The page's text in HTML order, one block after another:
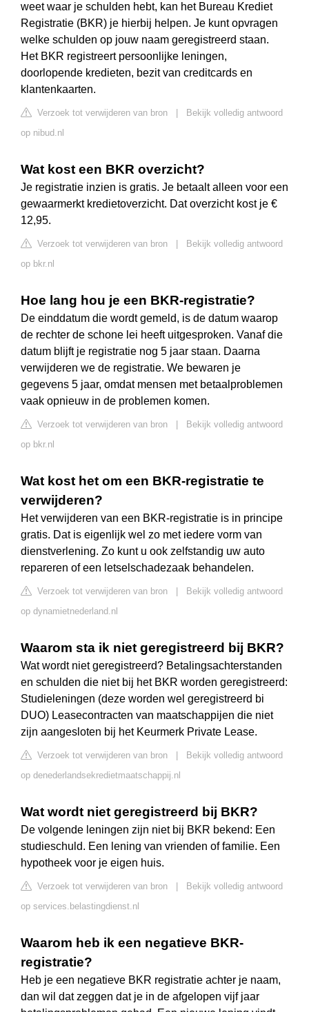
weet waar je schulden hebt, kan het Bureau Krediet
Registratie (BKR) je hierbij helpen. Je kunt opvragen
welke schulden op jouw naam geregistreerd staan.
Het BKR registreert persoonlijke leningen,
doorlopende kredieten, bezit van creditcards en
klantenkaarten.
Verzoek tot verwijderen van bron
Bekijk volledig antwoord
op nibud.nl
Wat kost een BKR overzicht?
Je registratie inzien is gratis. Je betaalt alleen voor een
gewaarmerkt kredietoverzicht. Dat overzicht kost je €
12,95.
Verzoek tot verwijderen van bron
Bekijk volledig antwoord
op bkr.nl
Hoe lang hou je een BKR-registratie?
De einddatum die wordt gemeld, is de datum waarop
de rechter de schone lei heeft uitgesproken. Vanaf die
datum blijft je registratie nog 5 jaar staan. Daarna
verwijderen we de registratie. We bewaren je
gegevens 5 jaar, omdat mensen met betaalproblemen
vaak opnieuw in de problemen komen.
Verzoek tot verwijderen van bron
Bekijk volledig antwoord
op bkr.nl
Wat kost het om een BKR-registratie te
verwijderen?
Het verwijderen van een BKR-registratie is in principe
gratis. Dat is eigenlijk wel zo met iedere vorm van
dienstverlening. Zo kunt u ook zelfstandig uw auto
repareren of een letselschadezaak behandelen.
Verzoek tot verwijderen van bron
Bekijk volledig antwoord
op dynamietnederland.nl
Waarom sta ik niet geregistreerd bij BKR?
Wat wordt niet geregistreerd? Betalingsachterstanden
en schulden die niet bij het BKR worden geregistreerd:
Studieleningen (deze worden wel geregistreerd bi
DUO) Leasecontracten van maatschappijen die niet
zijn aangesloten bij het Keurmerk Private Lease.
Verzoek tot verwijderen van bron
Bekijk volledig antwoord
op denederlandsekredietmaatschappij.nl
Wat wordt niet geregistreerd bij BKR?
De volgende leningen zijn niet bij BKR bekend: Een
studieschuld. Een lening van vrienden of familie. Een
hypotheek voor je eigen huis.
Verzoek tot verwijderen van bron
Bekijk volledig antwoord
op services.belastingdienst.nl
Waarom heb ik een negatieve BKR-
registratie?
Heb je een negatieve BKR registratie achter je naam,
dan wil dat zeggen dat je in de afgelopen vijf jaar